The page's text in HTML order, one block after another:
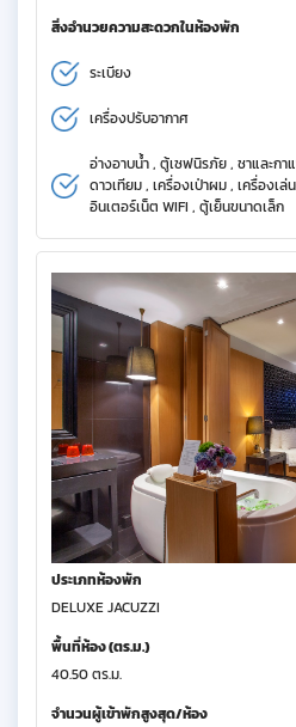
สิ่งอำนวยความสะดวกในห้องพัก
ระเบียง
เครื่องปรับอากาศ
อ่างอาบน้ำ , ตู้เซฟนิรภัย , ชาและก
ดาวเทียม , เครื่องเป่าผม , เครื่อ
อินเตอร์เน็ต WIFI , ตู้เย็นขนาดเล็ก
ประเภทห้องพัก
DELUXE JACUZZI
พื้นที่ห้อง (ตร.ม.)
40.50 ตร.ม.
จำนวนผู้เข้าพักสูงสุด/ห้อง